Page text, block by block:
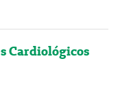
Cardiológicos